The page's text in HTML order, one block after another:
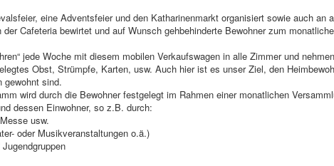
eine Adventsfeier und den Katharinenmarkt organisiert sowie auch an
Cafeteria bewirtet und auf Wunsch gehbehinderte Bewohner zum
jede Woche mit diesem mobilen Verkaufswagen in alle Zimmer und nehmen
Obst, Strümpfe, Karten, usw. Auch hier ist es unser Ziel, den
gewohnt sind.
wird durch die Bewohner festgelegt im Rahmen einer monatlichen
dessen Einwohner, so z.B. durch:
usw.
oder Musikveranstaltungen o.ä.)